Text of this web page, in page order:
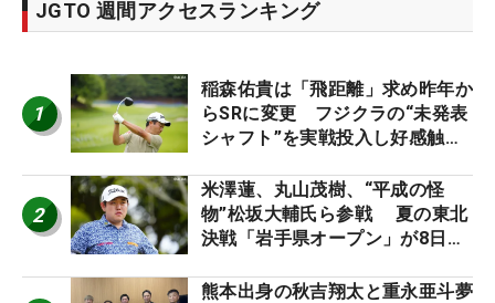
JGTO 週間アクセスランキング
1
稲森佑貴は「飛距離」求め昨年か
らSRに変更 フジクラの“未発表
シャフト”を実戦投入し好感触
ーのヒトネタ！】
2
米澤蓮、丸山茂樹、“平成の怪
物”松坂大輔氏ら参戦 夏の東北
決戦「岩手県オープン」が8日開
熊本出身の秋吉翔太と重永亜斗夢